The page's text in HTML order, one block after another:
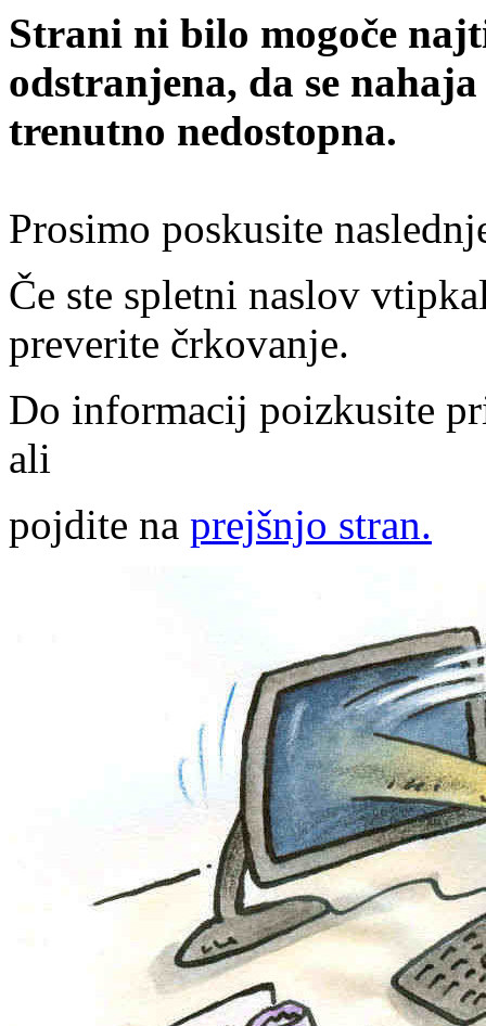
Strani ni bilo mogoče
odstranjena, da se
trenutno nedostopna.
Prosimo poskusite
Če ste spletni naslov
preverite črkovanje.
Do informacij poizkusite
ali
pojdite na prejšnjo stran.